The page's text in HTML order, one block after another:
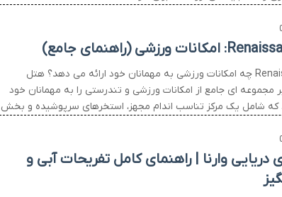
هتل Renaissance چه امکانات ورزشی به مهمانان خود ارائه می دهد؟ هتل
مجموعه ای جامع از امکانات ورزشی و تندرستی را به مهمانان خود
که شامل یک مرکز تناسب اندام مجهز، استخرهای سرپوشیده و
وارنا | راهنمای کامل تفریحات آبی و